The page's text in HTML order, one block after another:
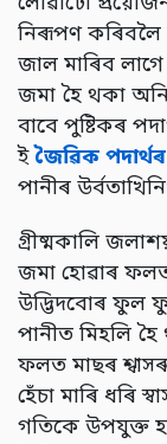
নিৰূপণ
জাল মাৰিব
জমা হৈ থকা
বাবে পুষ্টিকৰ
ই জৈৱিক
পানীৰ
গ্ৰীষ্মকালি
জমা হোৱাৰ
উদ্ভিদবোৰ ফুল
পানীত মিহলি
ফলত মাছৰ
হেঁচা মাৰি ধৰি
গতিকে উপযুক্ত